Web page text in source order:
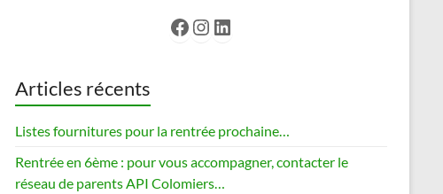
Facebook
Instagram
LinkedIn
Articles récents
Listes fournitures pour la rentrée prochaine…
Rentrée en 6ème : pour vous accompagner, contacter le
réseau de parents API Colomiers…